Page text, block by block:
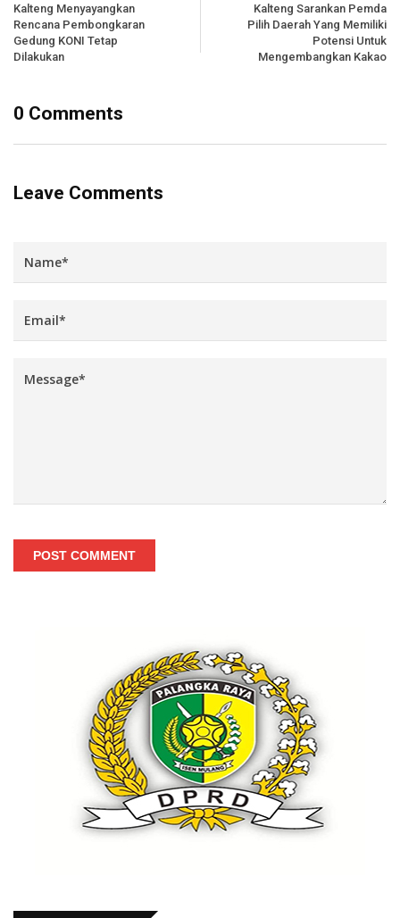
Kalteng Menyayangkan
Rencana Pembongkaran
Gedung KONI Tetap
Dilakukan
Kalteng Sarankan Pemda
Pilih Daerah Yang Memiliki
Potensi Untuk
Mengembangkan Kakao
0 Comments
Leave Comments
POST COMMENT